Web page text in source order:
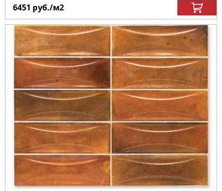
6451 руб./м2